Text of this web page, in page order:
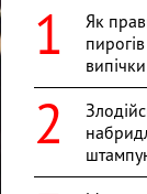
Як
випічки